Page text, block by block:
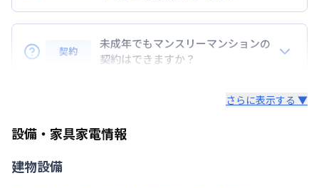
次回更新日
情報更新日より14日以内
BraTToの運営するマンスリーマンションのお支払い
は、指定口座へのお振込み・当社での現金払い、クレ
ジットカード払い（DCカード、VISAカード、Master
契約
未成年でもマンスリーマンションの
契約はできますか？
さらに表示する ▼
設備・家具家電情報
建物設備